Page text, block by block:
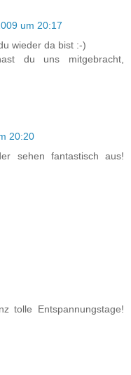
um 20:17
wieder da bist :-)
du uns mitgebracht,
20:20
sehen fantastisch aus!
tolle Entspannungstage!